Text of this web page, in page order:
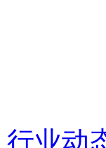
行业动